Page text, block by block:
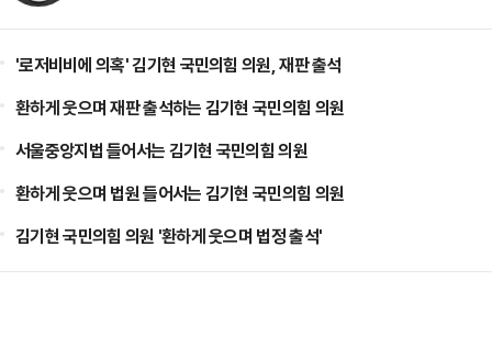
'로저비비에 의혹' 김기현 국민의힘 의원, 재판 출석
환하게 웃으며 재판 출석하는 김기현 국민의힘 의원
서울중앙지법 들어서는 김기현 국민의힘 의원
환하게 웃으며 법원 들어서는 김기현 국민의힘 의원
김기현 국민의힘 의원 '환하게 웃으며 법정 출석'